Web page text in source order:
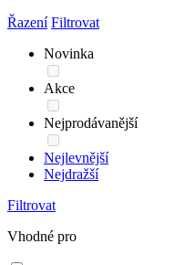
Řazení Filtrovat
Novinka
Akce
Nejprodávanější
Nejlevnější
Nejdražší
Filtrovat
Vhodné pro